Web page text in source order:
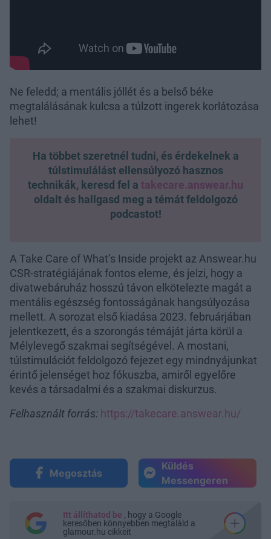
Ne feledd; a mentális jóllét és a belső béke
megtalálásának kulcsa a túlzott ingerek korlátozása
lehet!
Ha többet szeretnél tudni, és érdekelnek a
túlstimulálást ellensúlyozó hasznos
technikák, keresd fel a takecare.answear.hu
oldalt és hallgasd meg a témát feldolgozó
podcastot!
A Take Care of What’s Inside projekt az Answear.hu
CSR-stratégiájának fontos eleme, és jelzi, hogy a
divatwebáruház hosszú távon elkötelezte magát a
mentális egészség fontosságának hangsúlyozása
mellett. A sorozat első kiadása 2023. februárjában
jelentkezett, és a szorongás témáját járta körül a
Mélylevegő szakmai segítségével. A mostani,
túlstimulációt feldolgozó fejezet egy mindnyájunkat
érintő jelenséget hoz fókuszba, amiről egyelőre
kevés a társadalmi és a szakmai diskurzus.
Felhasznált forrás: https://takecare.answear.hu/
Megosztás
Küldés
Messengeren
Itt állíthatod be , hogy a Google
keresőben könnyebben megtaláld a
glamour.hu cikkeit